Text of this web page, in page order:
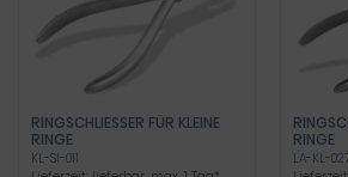
RINGSCHLIESSER FÜR KLEINE R
INGE
KL-SI-011
NGE
LA-KL-